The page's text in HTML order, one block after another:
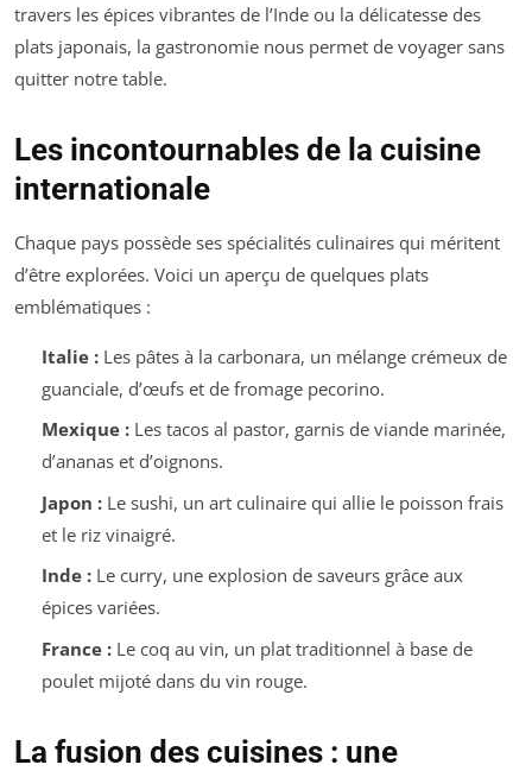
travers les épices vibrantes de l’Inde ou la délicatesse des
plats japonais, la gastronomie nous permet de voyager sans
quitter notre table.
Les incontournables de la cuisine
internationale
Chaque pays possède ses spécialités culinaires qui méritent
d’être explorées. Voici un aperçu de quelques plats
emblématiques :
Italie :Les pâtes à la carbonara, un mélange crémeux de
guanciale, d’œufs et de fromage pecorino.
Mexique :Les tacos al pastor, garnis de viande marinée,
d’ananas et d’oignons.
Japon :Le sushi, un art culinaire qui allie le poisson frais
et le riz vinaigré.
Inde :Le curry, une explosion de saveurs grâce aux
épices variées.
France :Le coq au vin, un plat traditionnel à base de
poulet mijoté dans du vin rouge.
La fusion des cuisines : une